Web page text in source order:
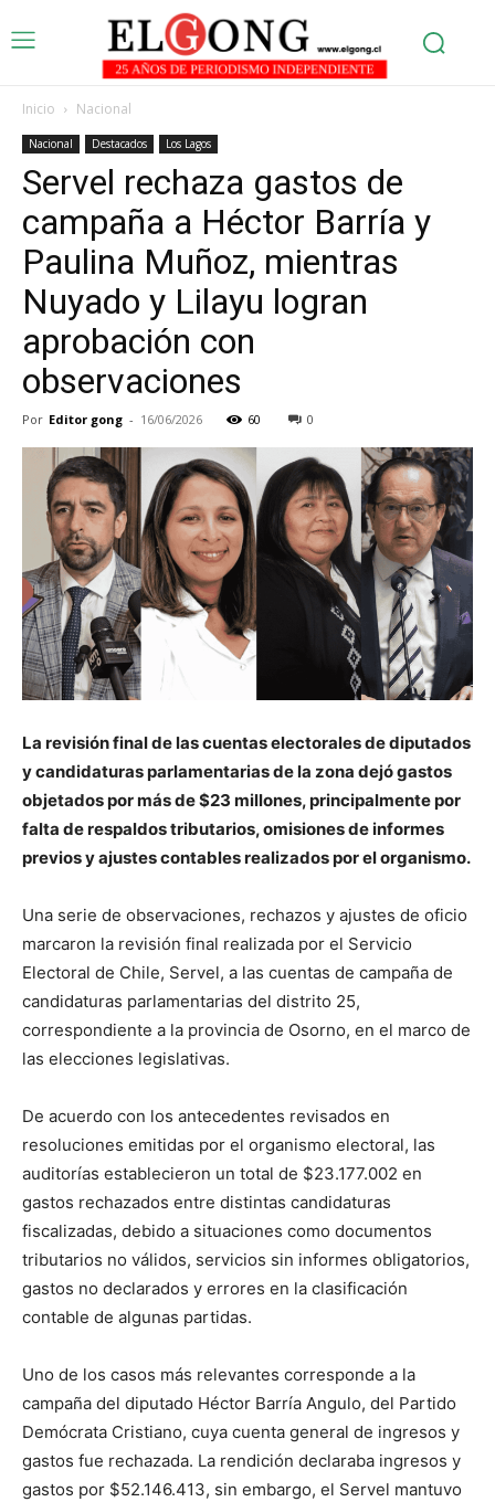
Inicio Nacional
Nacional Destacados Los Lagos
Servel rechaza gastos de
campaña a Héctor Barría y
Paulina Muñoz, mientras
Nuyado y Lilayu logran
aprobación con
observaciones
Por Editor gong - 16/06/2026 60 0
La revisión final de las cuentas electorales de diputados
y candidaturas parlamentarias de la zona dejó gastos
objetados por más de $23 millones, principalmente por
falta de respaldos tributarios, omisiones de informes
previos y ajustes contables realizados por el organismo.
Una serie de observaciones, rechazos y ajustes de oficio
marcaron la revisión final realizada por el Servicio
Electoral de Chile, Servel, a las cuentas de campaña de
candidaturas parlamentarias del distrito 25,
correspondiente a la provincia de Osorno, en el marco de
las elecciones legislativas.
De acuerdo con los antecedentes revisados en
resoluciones emitidas por el organismo electoral, las
auditorías establecieron un total de $23.177.002 en
gastos rechazados entre distintas candidaturas
fiscalizadas, debido a situaciones como documentos
tributarios no válidos, servicios sin informes obligatorios,
gastos no declarados y errores en la clasificación
contable de algunas partidas.
Uno de los casos más relevantes corresponde a la
campaña del diputado Héctor Barría Angulo, del Partido
Demócrata Cristiano, cuya cuenta general de ingresos y
gastos fue rechazada. La rendición declaraba ingresos y
gastos por $52.146.413, sin embargo, el Servel mantuvo